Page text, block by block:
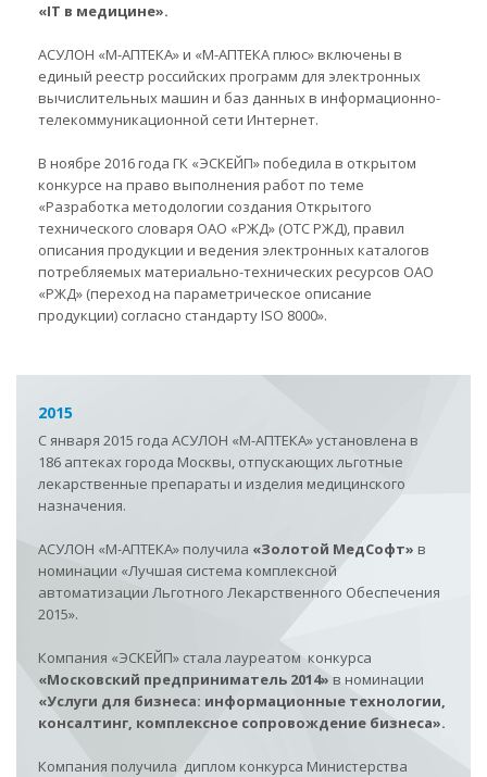
«IT в медицине».
АСУЛОН «М-АПТЕКА» и «М-АПТЕКА плюс»включены в
единый реестр российских программ для электронных
вычислительных машин и баз данных в информационно-
телекоммуникационной сети Интернет.
В ноябре 2016 года ГК «ЭСКЕЙП» победила в открытом
конкурсе на право выполнения работ по теме
«Разработка методологии создания Открытого
технического словаря ОАО «РЖД» (ОТС РЖД), правил
описания продукции и ведения электронных каталогов
потребляемых материально-технических ресурсов ОАО
«РЖД» (переход на параметрическое описание
продукции) согласно стандарту ISO 8000».
2015
С января 2015 года АСУЛОН «М-АПТЕКА»установлена в
186 аптеках города Москвы, отпускающих льготные
лекарственные препараты и изделия медицинского
назначения.
АСУЛОН «М-АПТЕКА» получила «Золотой МедСофт» в
номинации «Лучшая система комплексной
автоматизации Льготного Лекарственного Обеспечения
2015».
Компания «ЭСКЕЙП» стала лауреатом конкурса
«Московский предприниматель 2014» в номинации
«Услуги для бизнеса: информационные технологии,
консалтинг, комплексное сопровождение бизнеса».
Компания получила диплом конкурса Министерства